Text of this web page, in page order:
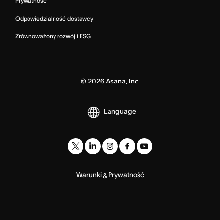
Odpowiedzialność dostawcy
Zrównoważony rozwój i ESG
© 2026Asana, Inc.
Language
Warunki& Prywatność